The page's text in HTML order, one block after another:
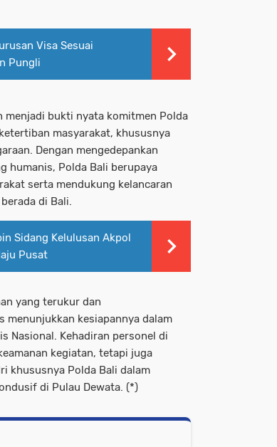
Visa Sesuai
Pungli
menjadi bukti nyata komitmen Polda
masyarakat, khususnya
Dengan mengedepankan
humanis, Polda Bali berupaya
serta mendukung kelancaran
di Bali.
Sidang Kelulusan Akpol
Pusat
yang terukur dan
menunjukkan kesiapannya dalam
Nasional. Kehadiran personel di
kegiatan, tetapi juga
khususnya Polda Bali dalam
di Pulau Dewata. (*)